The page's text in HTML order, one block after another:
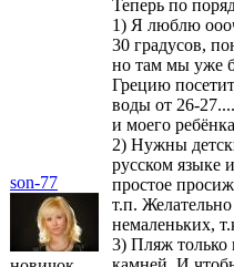
son-77
Теперь по
1) Я люблю
30 градусов,
но там мы уже
Грецию
воды от 26-
и моего
2) Нужны
русском языке
простое
т.п.
немаленьких,
3) Пляж только